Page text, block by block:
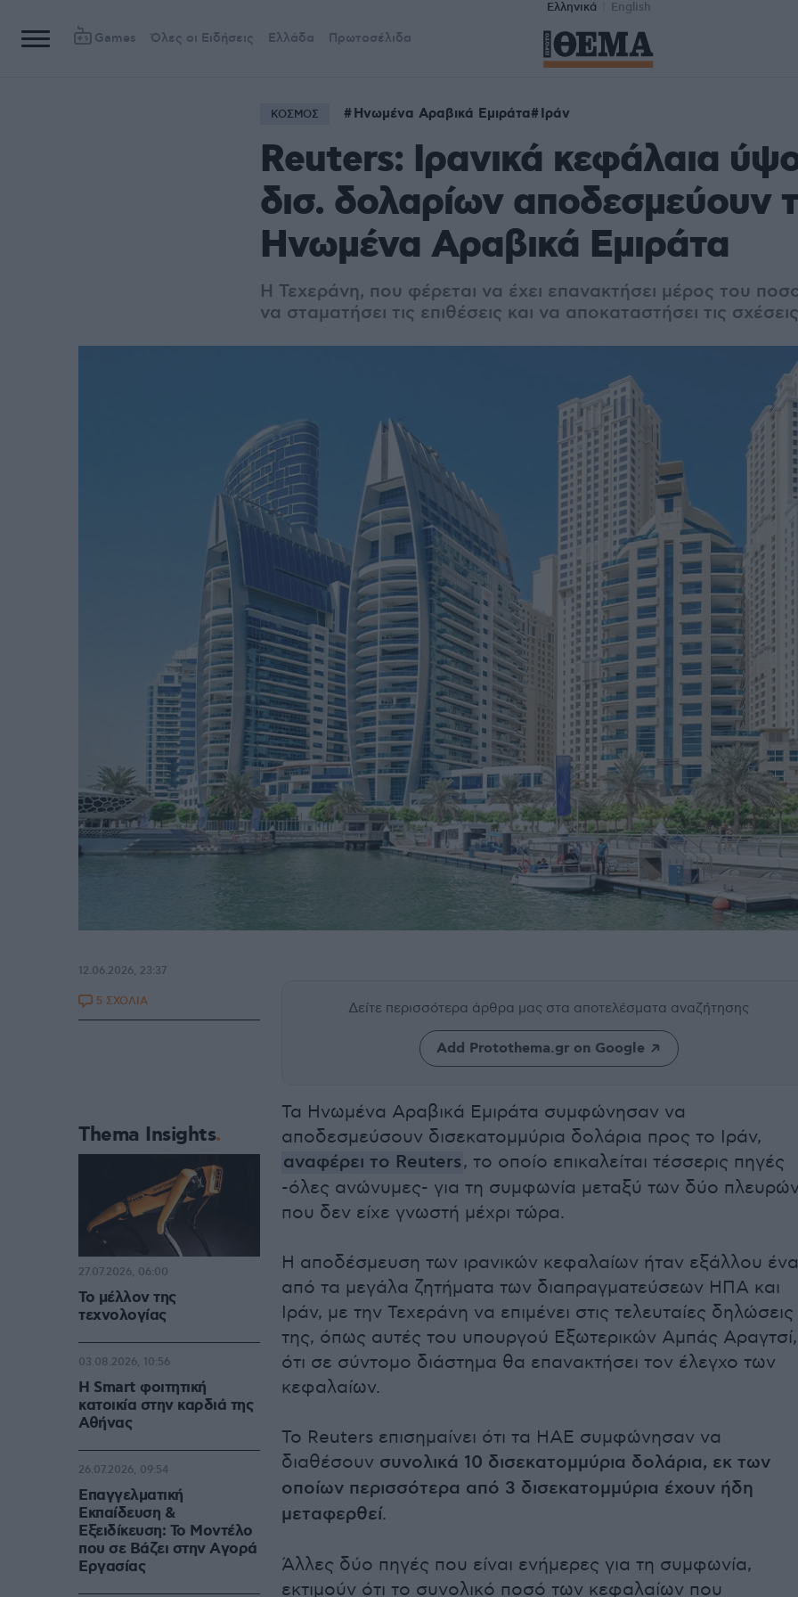
Ελληνικά English
Games Όλες οι Ειδήσεις Ελλάδα Πρωτοσέλιδα
ΚΟΣΜΟΣ Ηνωμένα Αραβικά Εμιράτα Ιράν
Reuters: Ιρανικά κεφάλαια
δισ. δολαρίων αποδεσμεύουν
Ηνωμένα Αραβικά Εμιράτα
Η Τεχεράνη, που φέρεται να έχει επανακτήσει μέρος του
να σταματήσει τις επιθέσεις και να αποκαταστήσει τις
Δείτε περισσότερα άρθρα μας στα αποτελέσματα αναζήτησης
Add Protothema.gr on Google
Τα Ηνωμένα Αραβικά Εμιράτα συμφώνησαν να
αποδεσμεύσουν δισεκατομμύρια δολάρια προς το Ιράν,
αναφέρει το Reuters, το οποίο επικαλείται τέσσερις πηγές
-όλες ανώνυμες- για τη συμφωνία μεταξύ των δύο
που δεν είχε γνωστή μέχρι τώρα.
Η αποδέσμευση των ιρανικών κεφαλαίων ήταν εξάλλου ένα
από τα μεγάλα ζητήματα των διαπραγματεύσεων ΗΠΑ και
Ιράν, με την Τεχεράνη να επιμένει στις τελευταίες δηλώσεις
της, όπως αυτές του υπουργού Εξωτερικών Αμπάς Αραγτσί,
ότι σε σύντομο διάστημα θα επανακτήσει τον έλεγχο των
κεφαλαίων.
Το Reuters επισημαίνει ότι τα ΗΑΕ συμφώνησαν να
διαθέσουν συνολικά 10 δισεκατομμύρια δολάρια, εκ των
οποίων περισσότερα από 3 δισεκατομμύρια έχουν ήδη
μεταφερθεί.
Άλλες δύο πηγές που είναι ενήμερες για τη συμφωνία,
εκτιμούν ότι το συνολικό ποσό των κεφαλαίων που
12.06.2026, 23:37
5 ΣΧΟΛΙΑ
Thema Insights
Το μέλλον της
τεχνολογίας
27.07.2026, 06:00
Η Smart φοιτητική
κατοικία στην καρδιά της
Αθήνας
03.08.2026, 10:56
Επαγγελματική
Εκπαίδευση &
Εξειδίκευση: Το Mοντέλο
που σε Bάζει στην Aγορά
Eργασίας
26.07.2026, 09:54